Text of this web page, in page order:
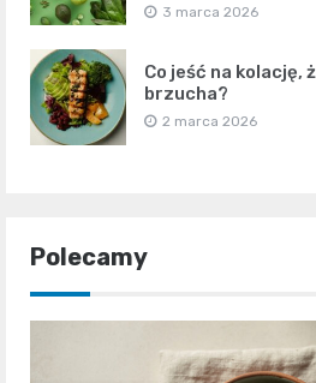
3 marca 2026
Co jeść na kolację,
brzucha?
2 marca 2026
Polecamy